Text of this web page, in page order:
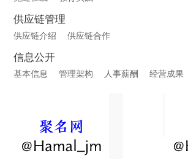
供应链管理
供应链介绍 供应链合作
信息公开
基本信息 管理架构 人事薪酬 经营成果